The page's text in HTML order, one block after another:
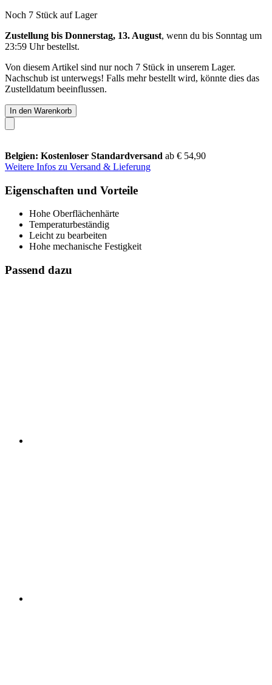
Noch 7 Stück auf Lager
Zustellung bis Donnerstag, 13. August, wenn du bis Sonntag um
23:59 Uhrbestellst.
Von diesem Artikel sind nur noch 7 Stück in unserem Lager.
Nachschub ist unterwegs! Falls mehr bestellt wird, könnte dies das
Zustelldatum beeinflussen.
In den Warenkorb
Belgien: Kostenloser Standardversand ab € 54,90
Weitere Infos zu Versand & Lieferung
Eigenschaften und Vorteile
Hohe Oberflächenhärte
Temperaturbeständig
Leicht zu bearbeiten
Hohe mechanische Festigkeit
Passend dazu